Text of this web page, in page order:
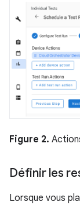
Figure 2.
Définir les
Lorsque vous